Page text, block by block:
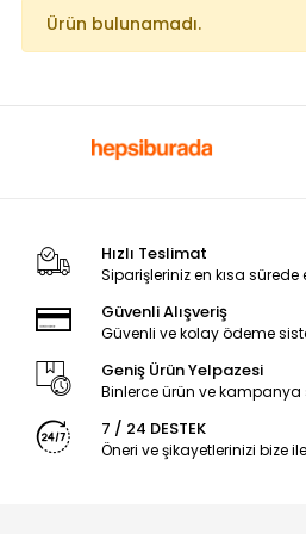
Ürün bulunamadı.
Hızlı Teslimat
Siparişleriniz en kısa sürede
Güvenli Alışveriş
Güvenli ve kolay ödeme
Geniş Ürün Yelpazesi
Binlerce ürün ve kampanya
7 / 24 DESTEK
Öneri ve şikayetlerinizi bize